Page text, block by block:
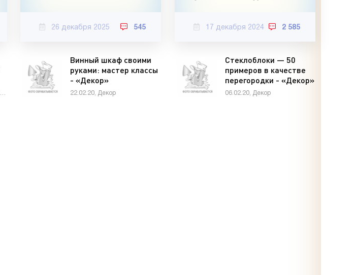
26 декабря 2025 545 17 декабря 2024 2 585
Винный шкаф своими
руками: мастер классы
- «Декор»
22.02.20, Декор
Стеклоблоки — 50
примеров в качестве
перегородки - «Декор»
06.02.20, Декор